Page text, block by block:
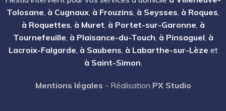
Tolosane, à Cugnaux, à Frouzins, à Seysses, à Roques,
à Roquettes, à Muret, à Portet-sur-Garonne, à
Tournefeuille, à Plaisance-du-Touch, à Pinsaguel, à
Lacroix-Falgarde, à Saubens, à Labarthe-sur-Lèze et
à Saint-Simon.
Mentions légales - Réalisation PX Studio